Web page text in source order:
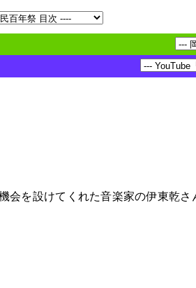
会を設けてくれた音楽家の伊東乾